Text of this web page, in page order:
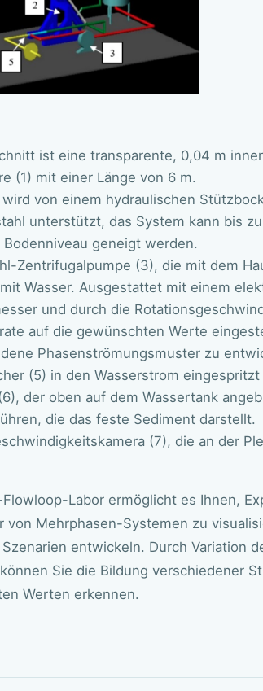
ist eine transparente, 0,04 m
(1) mit einer Länge von 6 m.
wird von einem hydraulischen
unterstützt, das System kann bis
geneigt werden.
Zentrifugalpumpe (3), die mit dem
Wasser. Ausgestattet mit einem
und durch die
auf die gewünschten Werte
Phasenströmungsmuster zu
(5) in den Wasserstrom
der oben auf dem Wassertank
die das feste Sediment darstellt.
(7), die an der
Labor ermöglicht es Ihnen,
von Mehrphasen-Systemen zu
entwickeln. Durch Variation
Sie die Bildung verschiedener
Werten erkennen.